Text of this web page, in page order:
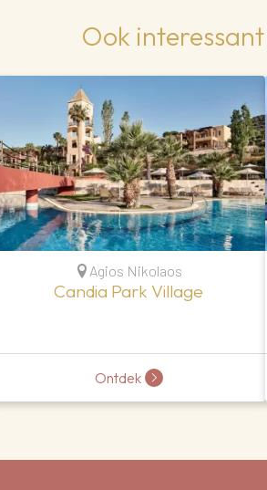
Ook interessant
Agios Nikolaos
Candia Park Village
Ontdek